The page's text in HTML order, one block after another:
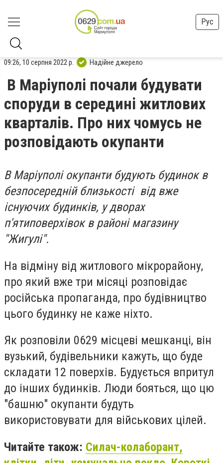
Рус
09:26, 10 серпня 2022 р. Надійне джерело
В Маріуполі почали будувати
споруди в середині житлових
кварталів. Про них чомусь не
розповідають окупанти
В Маріуполі окупанти будують будинок в
безпосередній близькості від вже
існуючих будинків, у дворах
п'ятиповерхівок в районі магазину
"Жигулі".
На відміну від житлового мікрорайону,
про який вже три місяці розповідає
російська пропаганда, про будівництво
цього будинку не каже ніхто.
Як розповіли 0629 місцеві мешканці, він
вузький, будівельники кажуть, що буде
складати 12 поверхів. Будується впритул
до інших будинків. Люди бояться, що цю
"башню" окупанти будуть
використовувати для військових цілей.
Читайте також: Силач-колаборант,